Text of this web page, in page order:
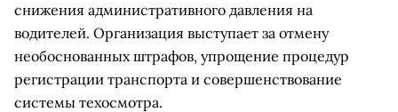
снижения административного давления на
водителей. Организация выступает за отмену
необоснованных штрафов, упрощение процедур
регистрации транспорта и совершенствование
системы техосмотра.